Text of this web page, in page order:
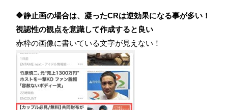
🔶静止画の場合は、凝ったCRは逆効果になる事が多い！
視認性の観点を意識して作成すると良い
赤枠の画像に書いている文字が見えない！